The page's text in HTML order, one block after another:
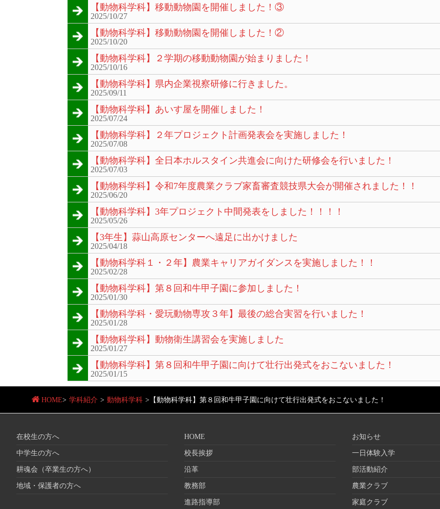
【動物科学科】移動動物園を開催しました！③
2025/10/27
【動物科学科】移動動物園を開催しました！②
2025/10/20
【動物科学科】２学期の移動動物園が始まりました！
2025/10/16
【動物科学科】県内企業視察研修に行きました。
2025/09/11
【動物科学科】あいす屋を開催しました！
2025/07/24
【動物科学科】２年プロジェクト計画発表会を実施しました！
2025/07/08
【動物科学科】全日本ホルスタイン共進会に向けた研修会を行いました！
2025/07/03
【動物科学科】令和7年度農業クラブ家畜審査競技県大会が開催されました！！
2025/06/20
【動物科学科】3年プロジェクト中間発表をしました！！！！
2025/05/26
【3年生】蒜山高原センターへ遠足に出かけました
2025/04/18
【動物科学科１・２年】農業キャリアガイダンスを実施しました！！
2025/02/28
【動物科学科】第８回和牛甲子園に参加しました！
2025/01/30
【動物科学科・愛玩動物専攻３年】最後の総合実習を行いました！
2025/01/28
【動物科学科】動物衛生講習会を実施しました
2025/01/27
【動物科学科】第８回和牛甲子園に向けて壮行出発式をおこないました！
2025/01/15
HOME> 学科紹介 > 動物科学科 > 【動物科学科】第８回和牛甲子園に向けて壮行出発式をおこないました！
在校生の方へ
中学生の方へ
耕魂会（卒業生の方へ）
地域・保護者の方へ
HOME
校長挨拶
沿革
教務部
進路指導部
お知らせ
一日体験入学
部活動紹介
農業クラブ
家庭クラブ